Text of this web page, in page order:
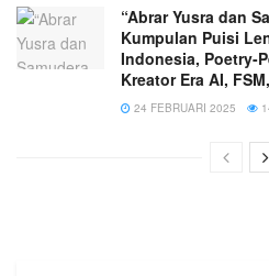
“Abrar Yusra dan
Kumpulan Puisi
Indonesia, Poetry-
Kreator Era AI,
24 FEBRUARI 2025